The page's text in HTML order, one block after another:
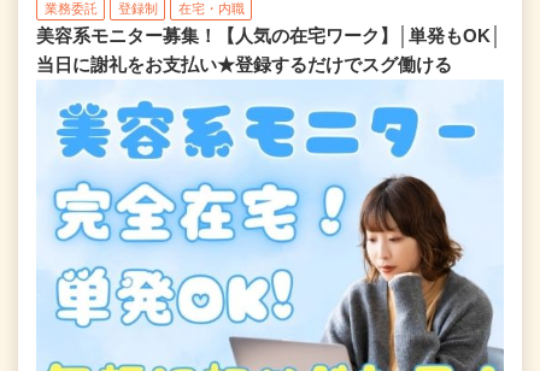
業務委託 登録制 在宅・内職
美容系モニター募集！【人気の在宅ワーク】│単発もOK│
当日に謝礼をお支払い★登録するだけでスグ働ける